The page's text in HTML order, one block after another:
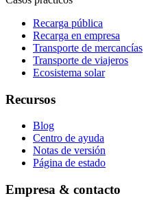
Recarga pública
Recarga en empresa
Transporte de mercancías
Transporte de viajeros
Ecosistema solar
Recursos
Blog
Centro de ayuda
Notas de versión
Página de estado
Empresa & contacto